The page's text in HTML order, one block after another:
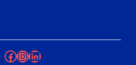
Facebook
Instagram
LinkedIn